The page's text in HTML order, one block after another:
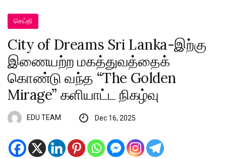
செய்தி
City of Dreams Sri Lanka-இற்கு
இணையற்ற மகத்துவத்தைக்
கொண்டு வந்த “The Golden
Mirage” களியாட்ட நிகழ்வு
EDU TEAM Dec 16, 2025